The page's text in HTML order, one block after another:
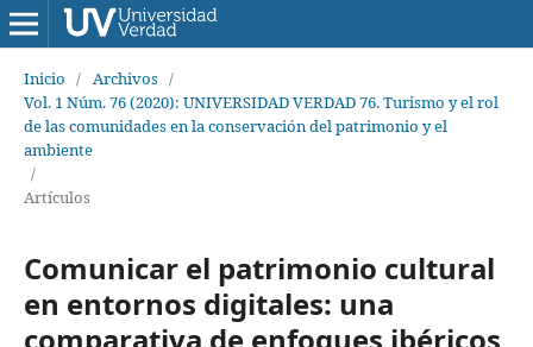
Inicio / Archivos /
Vol. 1 Núm. 76 (2020): UNIVERSIDAD VERDAD 76. Turismo y el rol
de las comunidades en la conservación del patrimonio y el
ambiente
/
Artículos
Comunicar el patrimonio cultural
en entornos digitales: una